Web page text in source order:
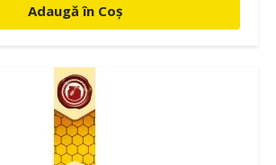
Adaugă în Coș